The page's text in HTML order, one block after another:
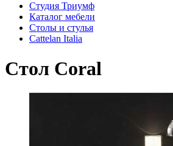
Студия Триумф
Каталог мебели
Столы и стулья
Cattelan Italia
Стол Coral